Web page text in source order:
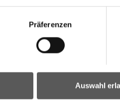
Präferenzen
Auswahl
und Bodenschutz